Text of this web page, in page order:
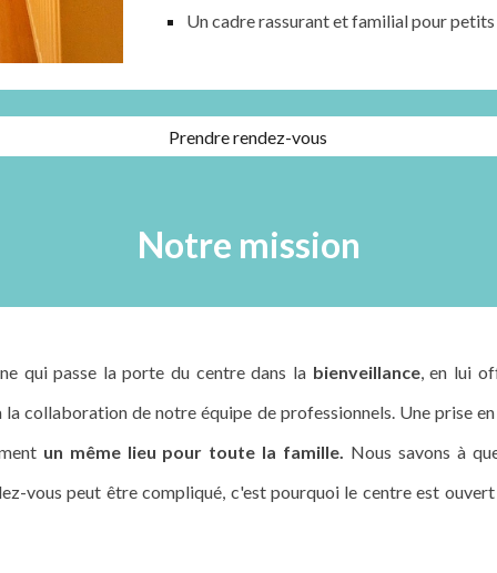
Un cadre rassurant et familial pour
Prendre rendez-vous
Notre mission
qui passe la porte du centre dans la bienveillance, en lui
collaboration de notre équipe de professionnels. Une prise
un même lieu pour toute la famille. Nous savonsà
vous peut être compliqué, c'est pourquoi le centre est ouvert